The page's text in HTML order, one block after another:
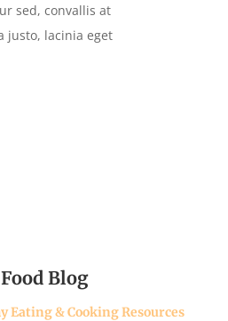
sed, convallis at
justo, lacinia eget
Blog
Eating & Cooking Resources